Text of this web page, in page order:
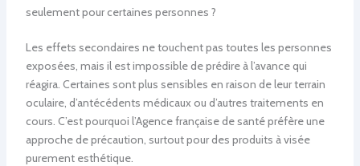
seulement pour certaines personnes ?
Les effets secondaires ne touchent pas toutes les personnes
exposées, mais il est impossible de prédire à l’avance qui
réagira. Certaines sont plus sensibles en raison de leur terrain
oculaire, d’antécédents médicaux ou d’autres traitements en
cours. C’est pourquoi l’Agence française de santé préfère une
approche de précaution, surtout pour des produits à visée
purement esthétique.